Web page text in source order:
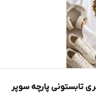
تابستونی پارچه سوپر